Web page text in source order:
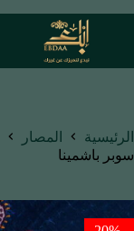
الرئيسية المصار
سوبر باشمينا